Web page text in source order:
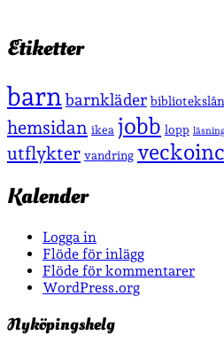
Etiketter
barnbarnkläder bibliotekslån
hemsidan ikea jobb lopp
utflykter vandring
Kalender
Logga in
Flöde för inlägg
Flöde för kommentarer
WordPress.org
Nyköpingshelg